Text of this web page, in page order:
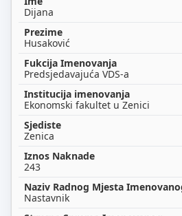
Dijana
Husaković
Predsjedavajuća VDS-a
Ekonomski fakultet u Zenici
Zenica
243
Nastavnik